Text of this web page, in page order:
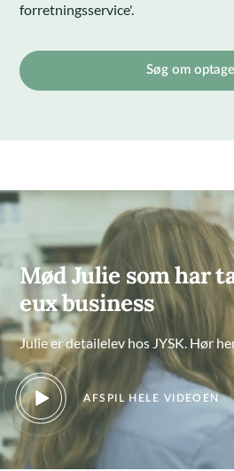
forretningsservice'.
Søg om
Mød Julie som har
eux business
Julie er detailelev hos JYSK. Hør
AFSPIL HELE VIDEOEN